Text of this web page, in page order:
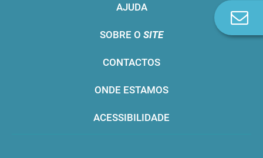
AJUDA
SOBRE O SITE
CONTACTOS
ONDE ESTAMOS
ACESSIBILIDADE